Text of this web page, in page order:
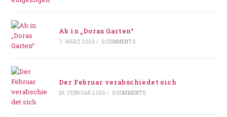
Ab in „Doras Garten“
7. MÄRZ 2026 / 0 COMMENTS
Der Februar verabschiedet sich
28. FEBRUAR 2026 / 0 COMMENTS